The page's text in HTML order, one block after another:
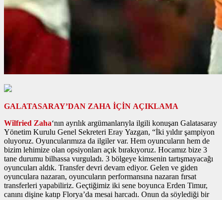
GALATASARAY’DAN ZAHA İÇİN AÇIKLAMA
Wilfried Zaha‘nın ayrılık argümanlarıyla ilgili konuşan Galatasaray
Yönetim Kurulu Genel Sekreteri Eray Yazgan, “İki yıldır şampiyon
oluyoruz. Oyuncularımıza da ilgiler var. Hem oyuncuların hem de
bizim lehimize olan opsiyonları açık bırakıyoruz. Hocamız bize 3
tane durumu bilhassa vurguladı. 3 bölgeye kimsenin tartışmayacağı
oyuncuları aldık. Transfer devri devam ediyor. Gelen ve giden
oyunculara nazaran, oyuncuların performansına nazaran fırsat
transferleri yapabiliriz. Geçtiğimiz iki sene boyunca Erden Timur,
canını dişine katıp Florya’da mesai harcadı. Onun da söylediği bir